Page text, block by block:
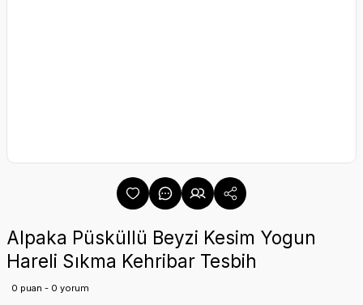
Alpaka Püsküllü Beyzi Kesim Yogun
Hareli Sıkma Kehribar Tesbih
0 puan - 0 yorum